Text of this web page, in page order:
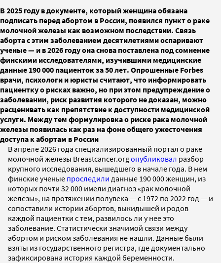
В 2025 году в документе, который женщина обязана
подписать перед абортом в России, появился пункт о раке
молочной железы как возможном последствии. Связь
аборта с этим заболеванием десятилетиями оспаривают
ученые — и в 2026 году она снова поставлена под сомнение
финскими исследователями, изучившими медицинские
данные 190 000 пациенток за 50 лет. Опрошенные Forbes
врачи, психологи и юристы считают, что информировать
пациентку о рисках важно, но при этом предупреждение о
заболевании, риск развития которого не доказан, можно
расценивать как препятствие к доступности медицинской
услуги. Между тем формулировка о риске рака молочной
железы появилась как раз на фоне общего ужесточения
доступа к абортам в России
В апреле 2026 года специализированный портал о раке
молочной железы Breastcancer.orgопубликовал разбор
крупного исследования, вышедшего в начале года. В нем
финские ученые проследили данные 190 000 женщин, из
которых почти 32 000 имели диагноз «рак молочной
железы», на протяжении полувека — с 1972 по 2022 год — и
сопоставили истории абортов, выкидышей и родов
каждой пациентки с тем, развилось ли у нее это
заболевание. Статистически значимой связи между
абортом и риском заболевания не нашли. Данные были
взяты из государственного регистра, где документально
зафиксирована история каждой беременности.